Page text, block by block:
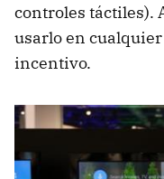
controles táctiles).
usarlo en
incentivo.